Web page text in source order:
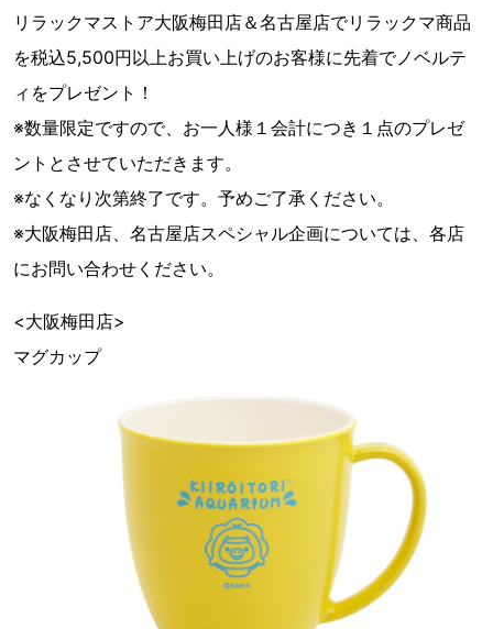
リラックマストア大阪梅田店＆名古屋店でリラックマ商品
を税込5,500円以上お買い上げのお客様に先着でノベルテ
ィをプレゼント！
※数量限定ですので、お一人様１会計につき１点のプレゼ
ントとさせていただきます。
※なくなり次第終了です。予めご了承ください。
※大阪梅田店、名古屋店スペシャル企画については、各店
にお問い合わせください。
<大阪梅田店>
マグカップ